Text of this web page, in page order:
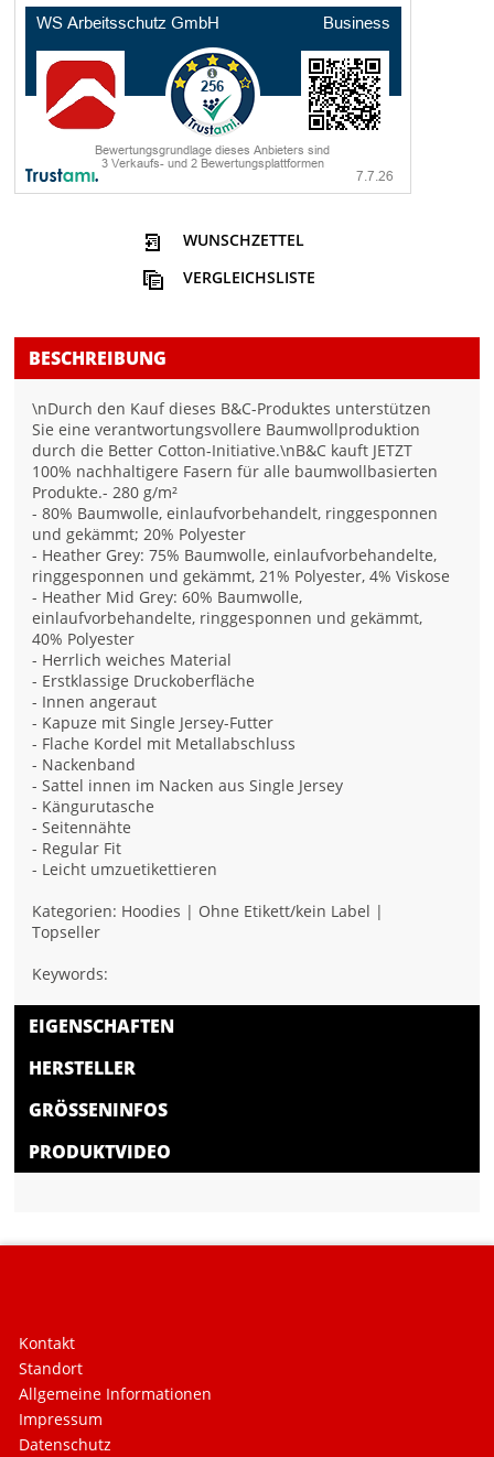
WUNSCHZETTEL
VERGLEICHSLISTE
BESCHREIBUNG
\nDurch den Kauf dieses B&C-Produktes unterstützen
Sie eine verantwortungsvollere Baumwollproduktion
durch die Better Cotton-Initiative.\nB&C kauft JETZT
100% nachhaltigere Fasern für alle baumwollbasierten
Produkte.- 280 g/m²
- 80% Baumwolle, einlaufvorbehandelt, ringgesponnen
und gekämmt; 20% Polyester
- Heather Grey: 75% Baumwolle, einlaufvorbehandelte,
ringgesponnen und gekämmt, 21% Polyester, 4% Viskose
- Heather Mid Grey: 60% Baumwolle,
einlaufvorbehandelte, ringgesponnen und gekämmt,
40% Polyester
- Herrlich weiches Material
- Erstklassige Druckoberfläche
- Innen angeraut
- Kapuze mit Single Jersey-Futter
- Flache Kordel mit Metallabschluss
- Nackenband
- Sattel innen im Nacken aus Single Jersey
- Kängurutasche
- Seitennähte
- Regular Fit
- Leicht umzuetikettieren
Kategorien: Hoodies | Ohne Etikett/kein Label |
Topseller
Keywords:
EIGENSCHAFTEN
HERSTELLER
GRÖSSENINFOS
PRODUKTVIDEO
Kontakt
Standort
Allgemeine Informationen
Impressum
Datenschutz